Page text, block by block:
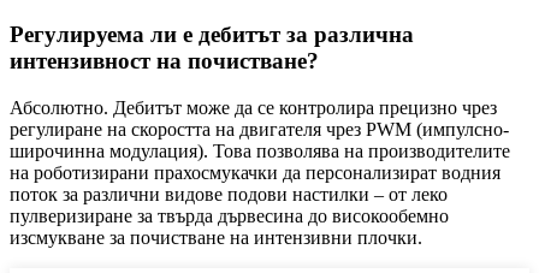
Регулируема ли е дебитът за различна
интензивност на почистване?
Абсолютно. Дебитът може да се контролира прецизно чрез
регулиране на скоростта на двигателя чрез PWM (импулсно-
широчинна модулация). Това позволява на производителите
на роботизирани прахосмукачки да персонализират водния
поток за различни видове подови настилки – от леко
пулверизиране за твърда дървесина до високообемно
изсмукване за почистване на интензивни плочки.